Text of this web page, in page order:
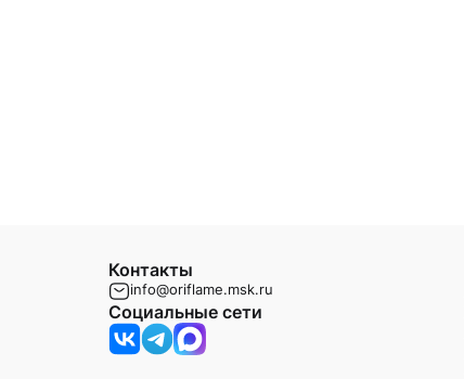
Контакты
info@oriflame.msk.ru
Социальные сети